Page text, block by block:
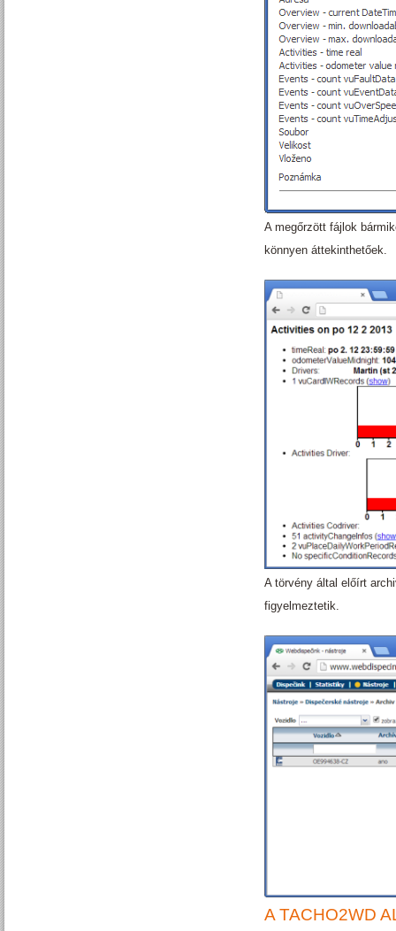
A megőrzött fájlok
könnyen áttekinthetőek.
A törvény által előírt
figyelmeztetik.
A TACHO2WD